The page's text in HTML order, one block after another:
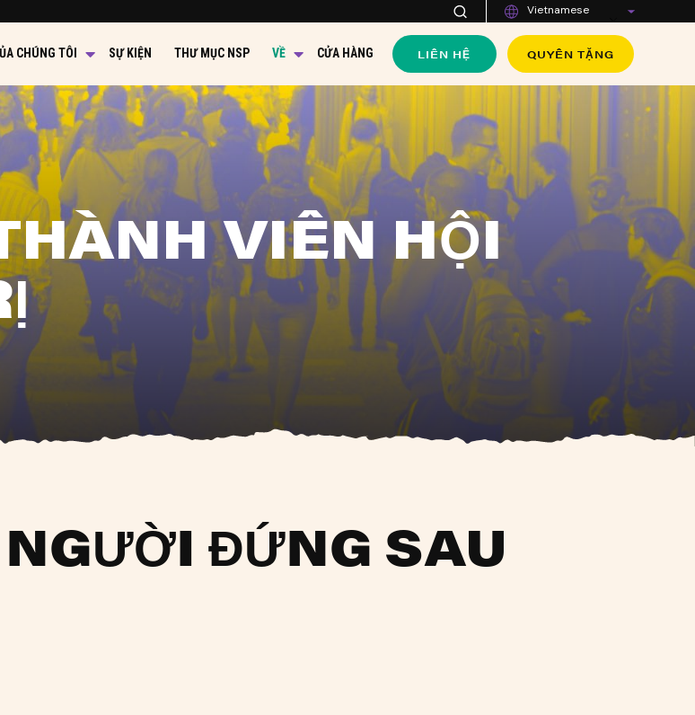
Vietnamese
CHÚNG TÔI SỰ KIỆN THƯ MỤC NSP VỀ CỬA HÀNG LIÊN HỆ QUYÊN TẶNG
VIÊN HỘI
ĐỨNG SAU